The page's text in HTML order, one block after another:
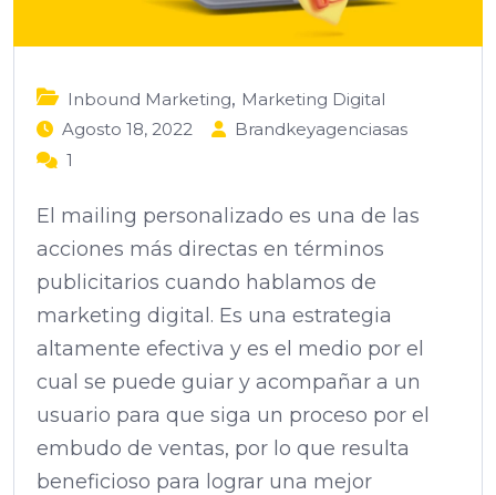
Inbound Marketing, Marketing Digital
Agosto 18, 2022
Brandkeyagenciasas
1
El mailing personalizado es una de las
acciones más directas en términos
publicitarios cuando hablamos de
marketing digital. Es una estrategia
altamente efectiva y es el medio por el
cual se puede guiar y acompañar a un
usuario para que siga un proceso por el
embudo de ventas, por lo que resulta
beneficioso para lograr una mejor